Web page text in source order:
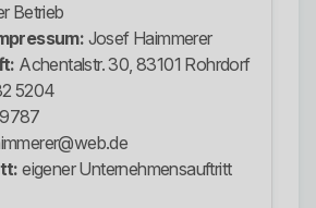
Betrieb
Josef Haimmerer
Achentalstr. 30, 83101 Rohrdorf
5204
eigener Unternehmensauftritt